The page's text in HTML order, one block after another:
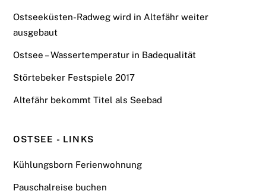
Ostseeküsten-Radweg wird in Altefähr weiter
ausgebaut
Ostsee – Wassertemperatur in Badequalität
Störtebeker Festspiele 2017
Altefähr bekommt Titel als Seebad
OSTSEE - LINKS
Kühlungsborn Ferienwohnung
Pauschalreise buchen